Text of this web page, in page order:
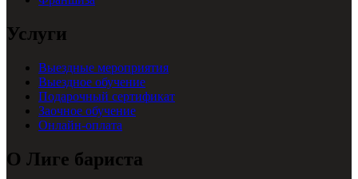
Услуги
Выездные мероприятия
Выездное обучение
Подарочный сертификат
Заочное обучение
Онлайн-оплата
О Лиге бариста